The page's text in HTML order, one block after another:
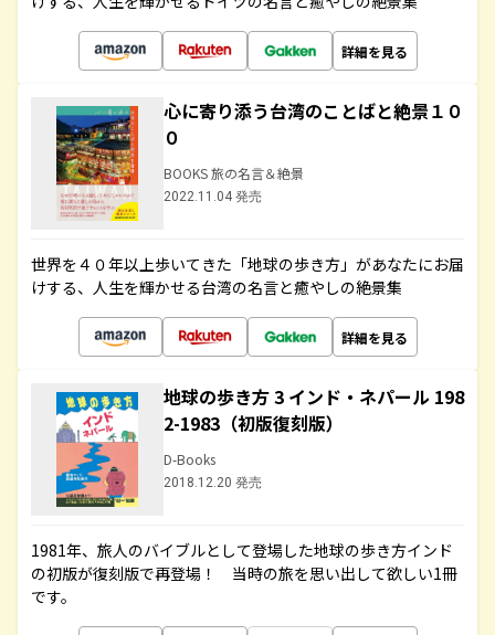
詳細を見る
心に寄り添う台湾のことばと絶景１０
０
BOOKS 旅の名言＆絶景
2022.11.04 発売
世界を４０年以上歩いてきた「地球の歩き方」があなたにお届
けする、人生を輝かせる台湾の名言と癒やしの絶景集
詳細を見る
地球の歩き方 3 インド・ネパール 198
2-1983（初版復刻版）
D-Books
2018.12.20 発売
1981年、旅人のバイブルとして登場した地球の歩き方インド
の初版が復刻版で再登場！ 当時の旅を思い出して欲しい1冊
です。